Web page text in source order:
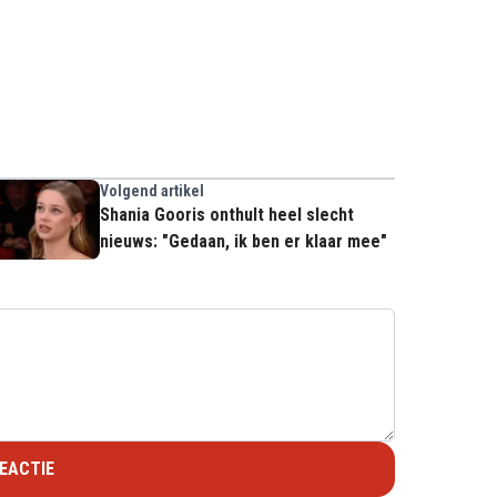
Volgend artikel
Shania Gooris onthult heel slecht
nieuws: "Gedaan, ik ben er klaar mee"